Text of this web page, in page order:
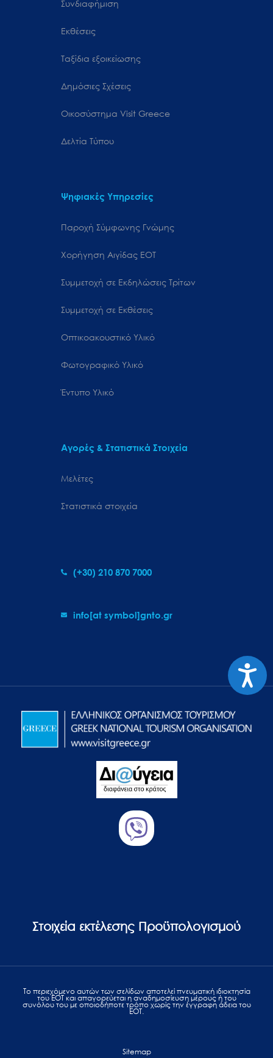
Συνδιαφήμιση
Εκθέσεις
Ταξίδια εξοικείωσης
Δημόσιες Σχέσεις
Oικοσύστημα Visit Greece
Δελτία Τύπου
Ψηφιακές Υπηρεσίες
Παροχή Σύμφωνης Γνώμης
Χορήγηση Αιγίδας ΕΟΤ
Συμμετοχή σε Εκδηλώσεις Τρίτων
Συμμετοχή σε Εκθέσεις
Οπτικοακουστικό Υλικό
Φωτογραφικό Υλικό
Έντυπο Υλικό
Αγορές & Στατιστικά Στοιχεία
Μελέτες
Στατιστικά στοιχεία
(+30) 210 870 7000
info[at symbol]gnto.gr
Στοιχεία εκτέλεσης Προϋπολογισμού
Το περιεχόμενο αυτών των σελίδων αποτελεί πvευματική ιδιοκτησία
του ΕΟΤ και απαγορεύεται η αναδημοσίευση μέρους ή του
συνόλου του με οποιοδήποτε τρόπο χωρίς την έγγραφη άδεια του
ΕΟΤ.
Sitemap